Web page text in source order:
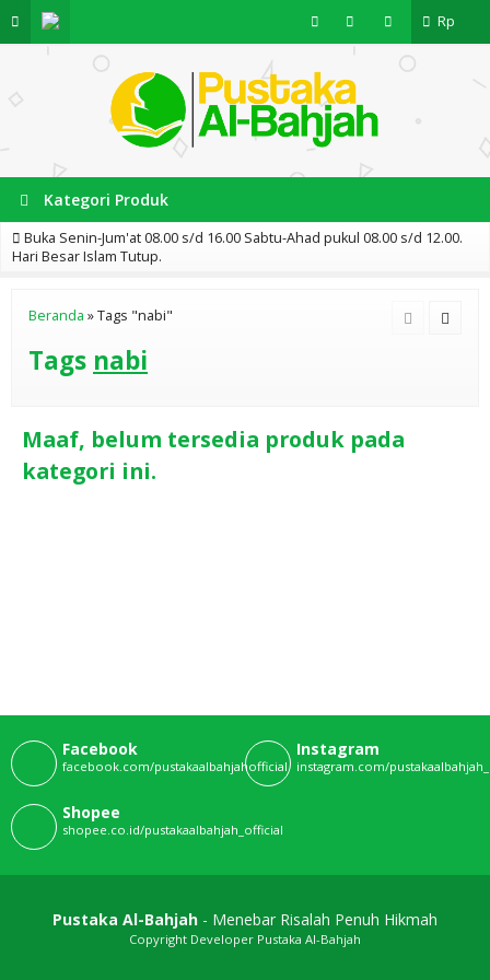
Rp
Kategori Produk
Buka Senin-Jum'at 08.00 s/d 16.00 Sabtu-Ahad pukul 08.00 s/d 12.00.
Hari Besar Islam Tutup.
Beranda »Tags "nabi"
Tags nabi
Maaf, belum tersedia produk pada
kategori ini.
Facebook
facebook.com/pustakaalbahjahofficial
Instagram
instagram.com/
Shopee
shopee.co.id/pustakaalbahjah_official
Pustaka Al-Bahjah - Menebar Risalah Penuh Hikmah
Copyright Developer Pustaka Al-Bahjah